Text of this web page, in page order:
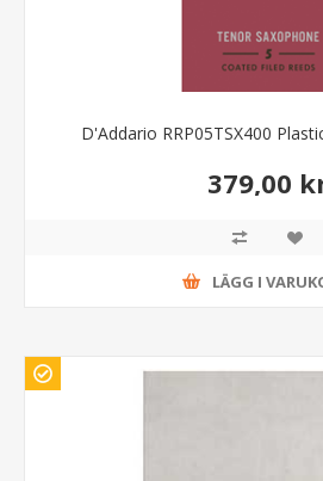
D'Addario RRP05TSX400
379,00
LÄGG I